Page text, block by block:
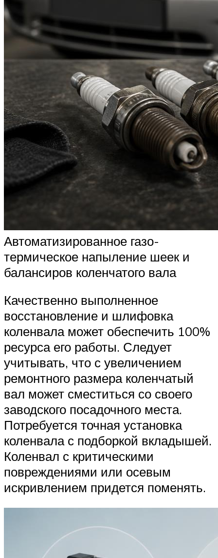
Автоматизированное газо-
термическое напыление шеек и
балансиров коленчатого вала
Качественно выполненное
восстановление и шлифовка
коленвала может обеспечить 100%
ресурса его работы. Следует
учитывать, что с увеличением
ремонтного размера коленчатый
вал может сместиться со своего
заводского посадочного места.
Потребуется точная установка
коленвала с подборкой вкладышей.
Коленвал с критическими
повреждениями или осевым
искривлением придется поменять.